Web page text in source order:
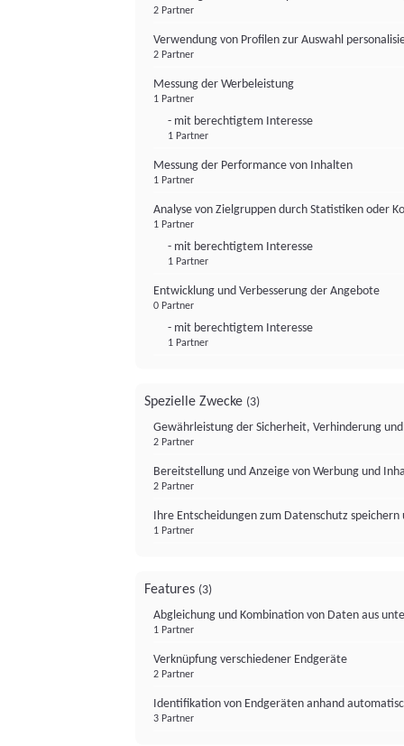
2 Partner
Verwendung von Profilen zur Auswahl
2 Partner
Messung der Werbeleistung
1 Partner
- mit berechtigtem Interesse
1 Partner
Messung der Performance von Inhalten
1 Partner
Analyse von Zielgruppen durch Statistiken oder
1 Partner
- mit berechtigtem Interesse
1 Partner
Entwicklung und Verbesserung der Angebote
0 Partner
- mit berechtigtem Interesse
1 Partner
Spezielle Zwecke (3)
Gewährleistung der Sicherheit, Verhinderung
2 Partner
Bereitstellung und Anzeige von Werbung und
2 Partner
Ihre Entscheidungen zum Datenschutz
1 Partner
Features (3)
Abgleichung und Kombination von Daten aus
1 Partner
Verknüpfung verschiedener Endgeräte
2 Partner
Identifikation von Endgeräten anhand
3 Partner